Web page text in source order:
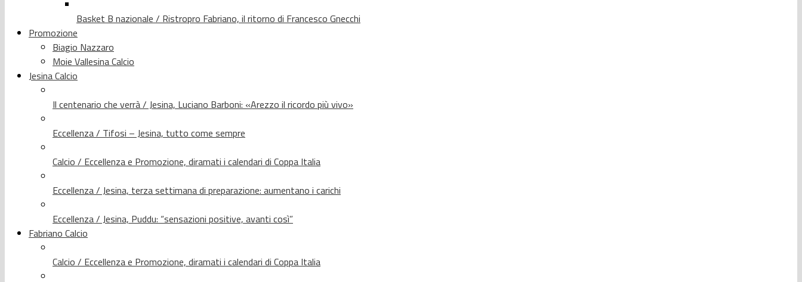
Basket B nazionale / Ristropro Fabriano, il ritorno di Francesco Gnecchi
Promozione
Biagio Nazzaro
Moie Vallesina Calcio
Jesina Calcio
Il centenario che verrà / Jesina, Luciano Barboni: «Arezzo il ricordo più vivo»
Eccellenza / Tifosi – Jesina, tutto come sempre
Calcio / Eccellenza e Promozione, diramati i calendari di Coppa Italia
Eccellenza / Jesina, terza settimana di preparazione: aumentano i carichi
Eccellenza / Jesina, Puddu: “sensazioni positive, avanti così”
Fabriano Calcio
Calcio / Eccellenza e Promozione, diramati i calendari di Coppa Italia